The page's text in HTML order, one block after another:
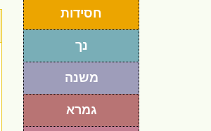
חסידות
נך
משנה
גמרא